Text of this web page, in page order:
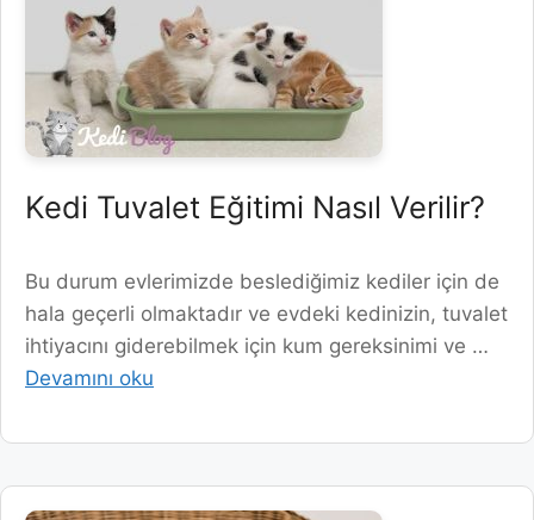
Kedi Tuvalet Eğitimi Nasıl Verilir?
Bu durum evlerimizde beslediğimiz kediler için de
hala geçerli olmaktadır ve evdeki kedinizin, tuvalet
ihtiyacını giderebilmek için kum gereksinimi ve …
Devamını oku